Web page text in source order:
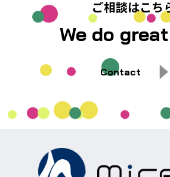
ご相談はこち
We do
Contact